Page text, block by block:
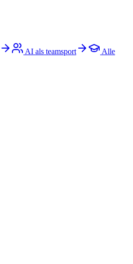
AI als teamsport
Alle